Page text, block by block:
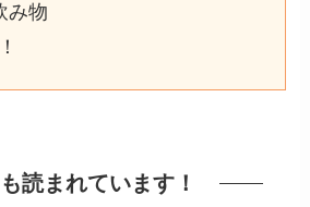
み物
読まれています！